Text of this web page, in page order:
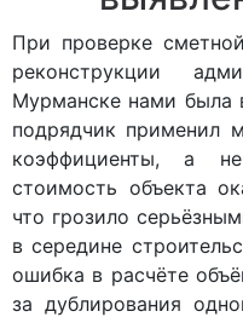
При проверке
реконструкции
Мурманске нами была
подрядчик применил
коэффициенты, а
стоимость объекта
что грозило
в середине
ошибка в расчёте
за дублирования